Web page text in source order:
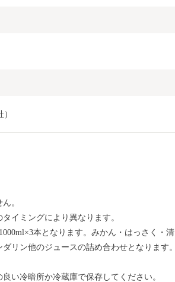
。
イミングにより異なります。
本となります。みかん・はっさく・清
リン他のジュースの詰め合わせとなります。
い冷暗所か冷蔵庫で保存してください。